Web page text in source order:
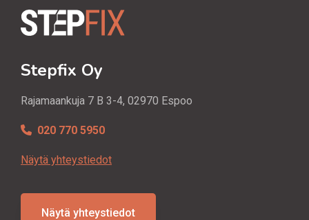
Stepfix Oy
Rajamaankuja 7 B 3-4, 02970 Espoo
020 770 5950
Näytä yhteystiedot
Näytä yhteystiedot